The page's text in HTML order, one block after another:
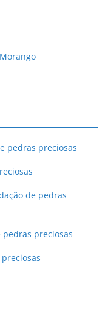
pedras preciosas
de pedras
pedras preciosas